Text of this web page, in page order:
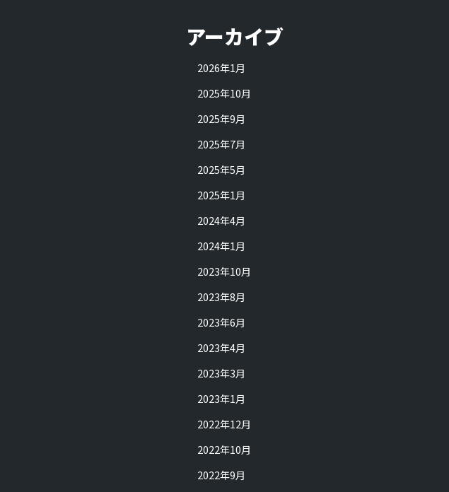
アーカイブ
2026年1月
2025年10月
2025年9月
2025年7月
2025年5月
2025年1月
2024年4月
2024年1月
2023年10月
2023年8月
2023年6月
2023年4月
2023年3月
2023年1月
2022年12月
2022年10月
2022年9月